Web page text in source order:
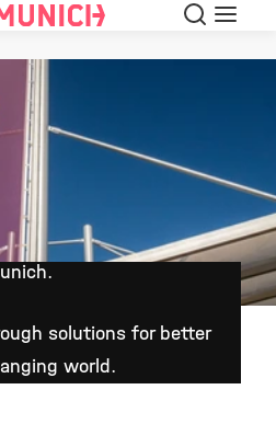
Suche
solutions for better
world.